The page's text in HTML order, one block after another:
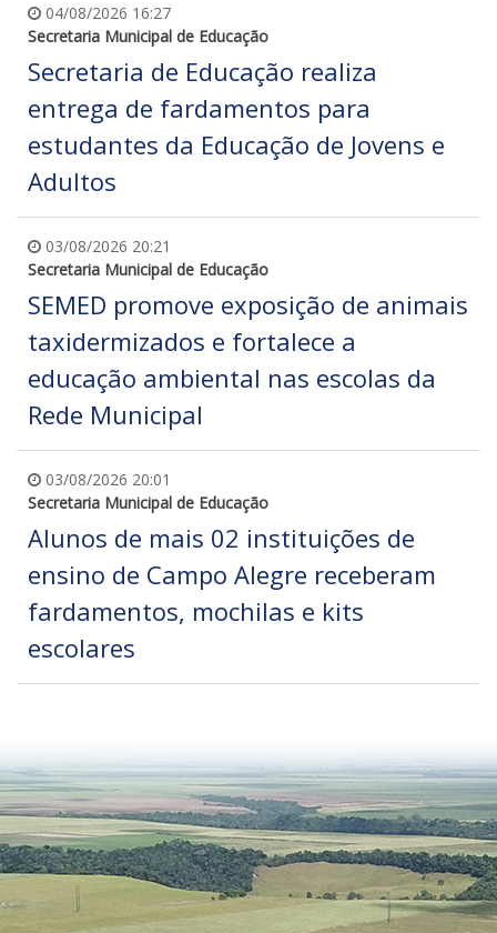
04/08/2026 16:27
Secretaria Municipal de Educação
Secretaria de Educação realiza
entrega de fardamentos para
estudantes da Educação de Jovens e
Adultos
03/08/2026 20:21
Secretaria Municipal de Educação
SEMED promove exposição de animais
taxidermizados e fortalece a
educação ambiental nas escolas da
Rede Municipal
03/08/2026 20:01
Secretaria Municipal de Educação
Alunos de mais 02 instituições de
ensino de Campo Alegre receberam
fardamentos, mochilas e kits
escolares